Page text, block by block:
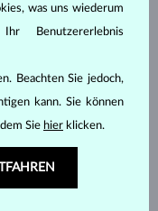
was uns wiederum
Benutzererlebnis
Beachten Sie jedoch,
kann. Sie können
Sie hier klicken.